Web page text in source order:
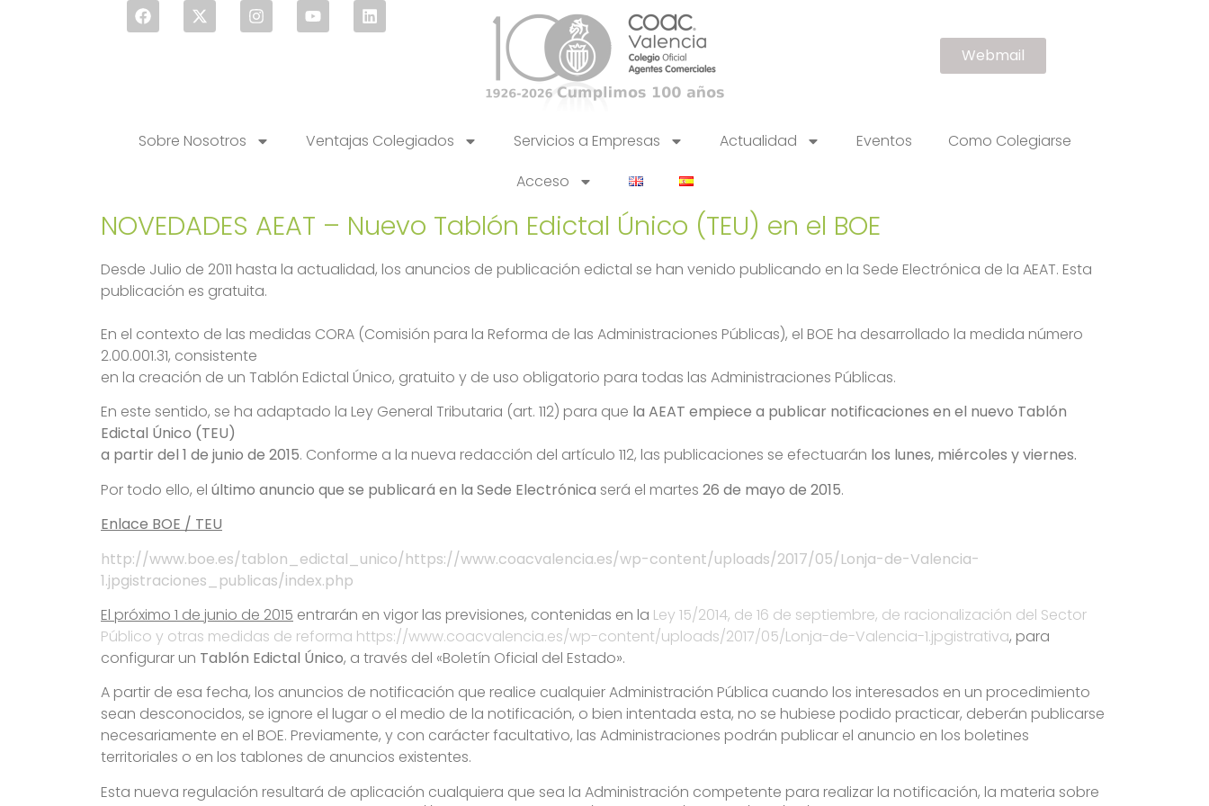
Webmail
Sobre Nosotros Ventajas Colegiados Servicios a Empresas Actualidad Eventos
Como Colegiarse
Acceso
NOVEDADES AEAT – Nuevo Tablón Edictal Único (TEU) en el BOE
Desde Julio de 2011 hasta la actualidad, los anuncios de publicación edictal se han venido publicando en la Sede Electrónica de la AEAT. Esta
publicación es gratuita.
En el contexto de las medidas CORA (Comisión para la Reforma de las Administraciones Públicas), el BOE ha desarrollado la medida número
2.00.001.31, consistente
en la creación de un Tablón Edictal Único, gratuito y de uso obligatorio para todas las Administraciones Públicas.
En este sentido, se ha adaptado la Ley General Tributaria (art. 112) para que la AEAT empiece a publicar notificaciones en el nuevo Tablón
Edictal Único (TEU)
a partir del 1 de junio de 2015. Conforme a la nueva redacción del artículo 112, las publicaciones se efectuarán los lunes, miércoles y viernes.
Por todo ello, el último anuncio que se publicará en la Sede Electrónica será el martes 26 de mayo de 2015.
Enlace BOE / TEU
http://www.boe.es/tablon_edictal_unico/https://www.coacvalencia.es/wp-content/uploads/2017/05/Lonja-de-Valencia-
1.jpgistraciones_publicas/index.php
El próximo 1 de junio de 2015 entrarán en vigor las previsiones, contenidas en la Ley 15/2014, de 16 de septiembre, de racionalización del Sector
Público y otras medidas de reforma https://www.coacvalencia.es/wp-content/uploads/2017/05/Lonja-de-Valencia-1.jpgistrativa, para
configurar un Tablón Edictal Único, a través del «Boletín Oficial del Estado».
A partir de esa fecha, los anuncios de notificación que realice cualquier Administración Pública cuando los interesados en un procedimiento
sean desconocidos, se ignore el lugar o el medio de la notificación, o bien intentada esta, no se hubiese podido practicar, deberán publicarse
necesariamente en el BOE. Previamente, y con carácter facultativo, las Administraciones podrán publicar el anuncio en los boletines
territoriales o en los tablones de anuncios existentes.
Esta nueva regulación resultará de aplicación cualquiera que sea la Administración competente para realizar la notificación, la materia sobre